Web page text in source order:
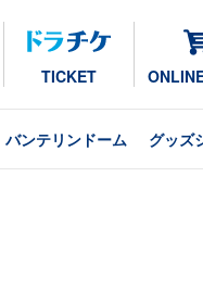
TICKET
バンテリンドーム グッズ